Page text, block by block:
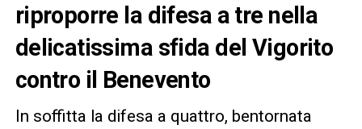
riproporre la difesa a tre nella
delicatissima sfida del Vigorito
contro il Benevento
In soffitta la difesa a quattro, bentornata